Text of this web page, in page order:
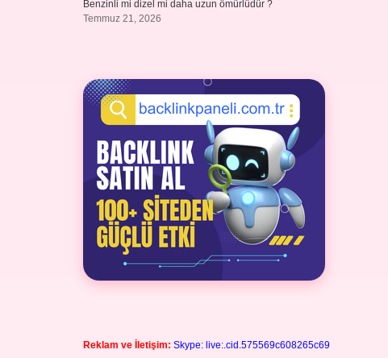
Benzinli mi dizel mi daha uzun ömürlüdür ?
Temmuz 21, 2026
Reklam ve İletişim: Skype: live:.cid.575569c608265c69